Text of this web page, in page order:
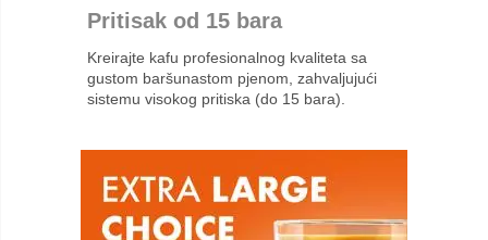
Pritisak od 15 bara
Kreirajte kafu profesionalnog kvaliteta sa
gustom baršunastom pjenom, zahvaljujući
sistemu visokog pritiska (do 15 bara).